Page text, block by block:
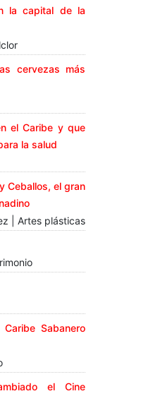
la capital de la
cervezas más
el Caribe y que
la salud
Ceballos, el gran
| Artes plásticas
Sabanero
el Cine